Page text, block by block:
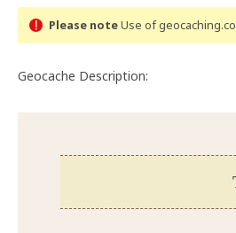
Please noteUse of
Geocache Description: